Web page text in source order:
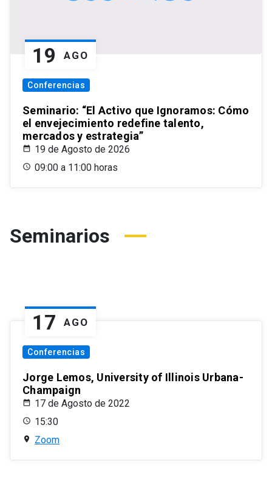
19 AGO
Conferencias
Seminario: “El Activo que Ignoramos: Cómo
el envejecimiento redefine talento,
mercados y estrategia”
19 de Agosto de 2026
09:00 a 11:00 horas
Seminarios
17 AGO
Conferencias
Jorge Lemos, University of Illinois Urbana-
Champaign
17 de Agosto de 2022
15:30
Zoom